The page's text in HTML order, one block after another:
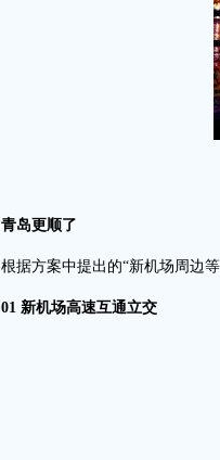
青岛更顺了
根据方案中提出的“新机场周边
01 新机场高速互通立交